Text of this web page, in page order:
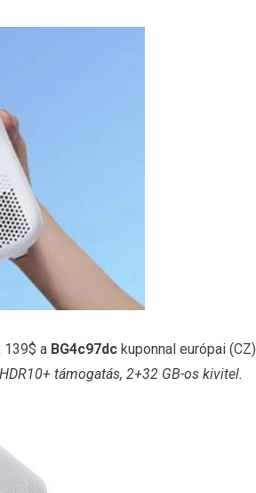
139$ a BG4c97dc kuponnal európai (CZ)
támogatás, 2+32 GB-os kivitel.